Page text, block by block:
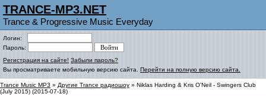
TRANCE-MP3.NET
Trance & Progressive Music Everyday
Логин:
Пароль:
Регистрация на сайте! Забыли пароль?
Вы просматриваете мобильную версию сайта. Перейти на полную версию сайта.
Trance Music MP3 » Другие Trance радиошоу » Niklas Harding & Kris O'Neil - Swingers Club
(July 2015) (2015-07-18)